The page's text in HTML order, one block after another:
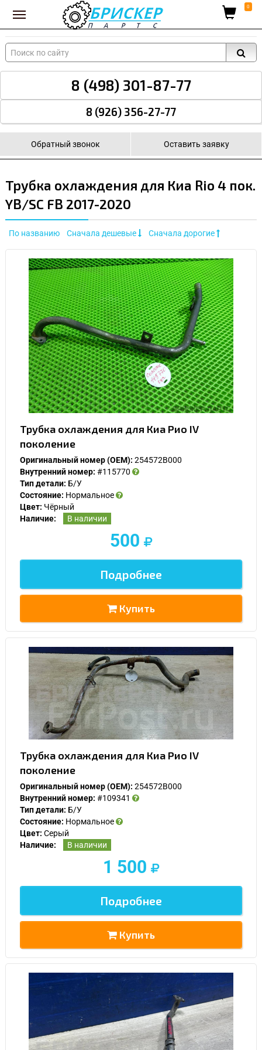
Вход для поставщиков 0
8 (498) 301-87-77
8 (926) 356-27-77
Обратный звонок Оставить заявку
Трубка охлаждения для Киа Rio 4 пок.
YB/SC FB 2017-2020
По названию Сначала дешевые Сначала дорогие
Трубка охлаждения для Киа Рио IV
поколение
Оригинальный номер (OEM): 254572B000
Внутренний номер: #115770
Тип детали: Б/У
Состояние: Нормальное
Цвет: Чёрный
Наличие:
В наличии
500
Подробнее
Купить
Трубка охлаждения для Киа Рио IV
поколение
Оригинальный номер (OEM): 254572B000
Внутренний номер: #109341
Тип детали: Б/У
Состояние: Нормальное
Цвет: Серый
Наличие:
В наличии
1 500
Подробнее
Купить